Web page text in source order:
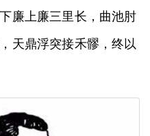
廉上廉三里长，曲池肘
天鼎浮突接禾髎，终以